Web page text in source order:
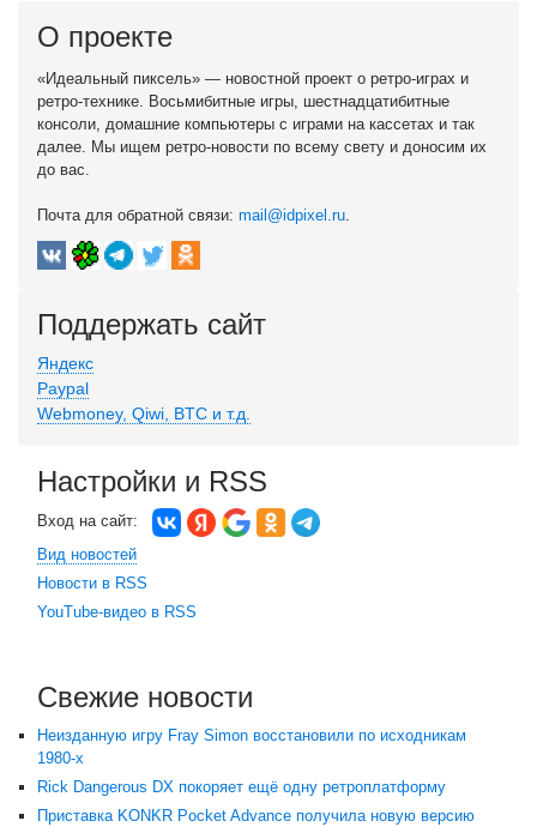
О проекте
«Идеальный пиксель» — новостной проект о ретро-играх и
ретро-технике. Восьмибитные игры, шестнадцатибитные
консоли, домашние компьютеры с играми на кассетах и так
далее. Мы ищем ретро-новости по всему свету и доносим их
до вас.
Почта для обратной связи: mail@idpixel.ru.
Поддержать сайт
Яндекс
Paypal
Webmoney, Qiwi, BTC и т.д.
Настройки и RSS
Вход на сайт:
Вид новостей
Новости в RSS
YouTube-видео в RSS
Свежие новости
Неизданную игру Fray Simon восстановили по исходникам
1980-х
Rick Dangerous DX покоряет ещё одну ретроплатформу
Приставка KONKR Pocket Advance получила новую версию